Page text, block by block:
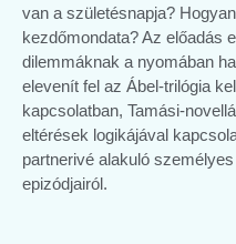
van a születésnapja?
kezdőmondata? Az előadás
dilemmáknak a nyomában
elevenít fel az Ábel-trilógia
kapcsolatban, Tamási-
eltérések logikájával
partnerivé alakuló
epizódjairól.